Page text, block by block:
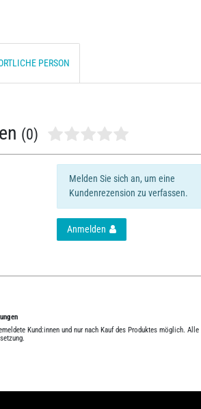
PERSON
(0)
Melden Sie sich an, um eine
Kundenrezension zu verfassen.
Anmelden
Kund:innen und nur nach Kauf des Produktes möglich. Alle